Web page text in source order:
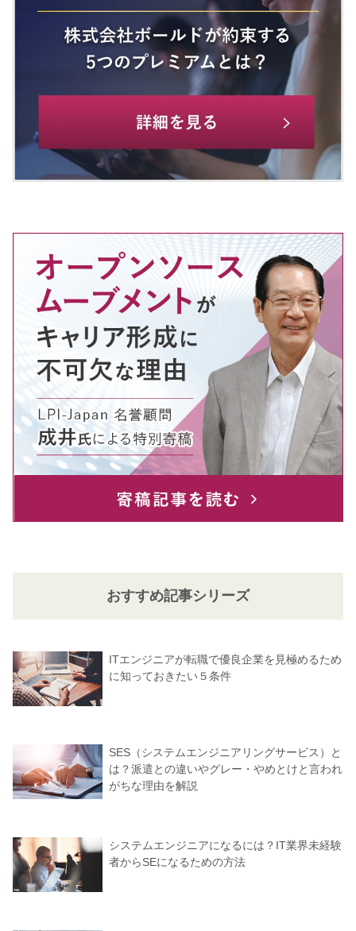
おすすめ記事シリーズ
ITエンジニアが転職で優良企業を見極めるため
に知っておきたい５条件
SES（システムエンジニアリングサービス）と
は？派遣との違いやグレー・やめとけと言われ
がちな理由を解説
システムエンジニアになるには？IT業界未経験
者からSEになるための方法